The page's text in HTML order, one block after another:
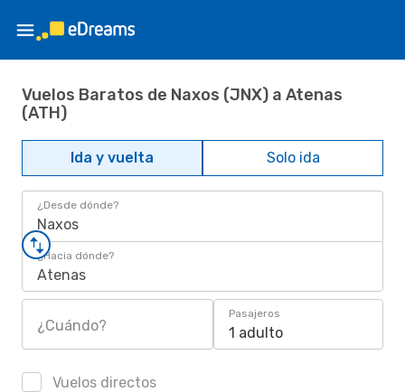
Vuelos Baratos de Naxos (JNX) a Atenas
(ATH)
Ida y vuelta Solo ida
¿Desde dónde?
Naxos
¿Hacia dónde?
Atenas
¿Cuándo?
Pasajeros
1 adulto
Vuelos directos